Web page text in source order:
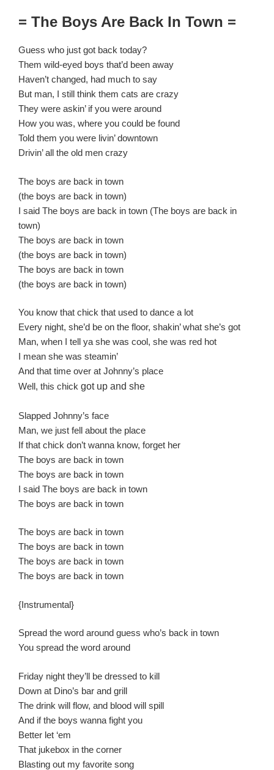
= The Boys Are Back In Town =
Guess who just got back today?
Them wild-eyed boys that’d been away
Haven’t changed, had much to say
But man, I still think them cats are crazy
They were askin’ if you were around
How you was, where you could be found
Told them you were livin’ downtown
Drivin’ all the old men crazy
The boys are back in town
(the boys are back in town)
I said The boys are back in town (The boys are back in
town)
The boys are back in town
(the boys are back in town)
The boys are back in town
(the boys are back in town)
You know that chick that used to dance a lot
Every night, she’d be on the floor, shakin’ what she’s got
Man, when I tell ya she was cool, she was red hot
I mean she was steamin’
And that time over at Johnny’s place
Well, this chick got up and she
Slapped Johnny’s face
Man, we just fell about the place
If that chick don’t wanna know, forget her
The boys are back in town
The boys are back in town
I said The boys are back in town
The boys are back in town
The boys are back in town
The boys are back in town
The boys are back in town
The boys are back in town
{Instrumental}
Spread the word around guess who’s back in town
You spread the word around
Friday night they’ll be dressed to kill
Down at Dino’s bar and grill
The drink will flow, and blood will spill
And if the boys wanna fight you
Better let ‘em
That jukebox in the corner
Blasting out my favorite song